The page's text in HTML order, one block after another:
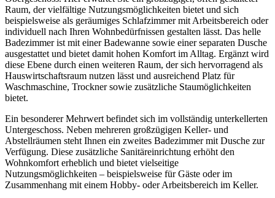
Raum, der vielfältige Nutzungsmöglichkeiten bietet und sich
beispielsweise als geräumiges Schlafzimmer mit Arbeitsbereich oder
individuell nach Ihren Wohnbedürfnissen gestalten lässt. Das helle
Badezimmer ist mit einer Badewanne sowie einer separaten Dusche
ausgestattet und bietet damit hohen Komfort im Alltag. Ergänzt wird
diese Ebene durch einen weiteren Raum, der sich hervorragend als
Hauswirtschaftsraum nutzen lässt und ausreichend Platz für
Waschmaschine, Trockner sowie zusätzliche Staumöglichkeiten
bietet.
Ein besonderer Mehrwert befindet sich im vollständig unterkellerten
Untergeschoss. Neben mehreren großzügigen Keller- und
Abstellräumen steht Ihnen ein zweites Badezimmer mit Dusche zur
Verfügung. Diese zusätzliche Sanitäreinrichtung erhöht den
Wohnkomfort erheblich und bietet vielseitige
Nutzungsmöglichkeiten – beispielsweise für Gäste oder im
Zusammenhang mit einem Hobby- oder Arbeitsbereich im Keller.